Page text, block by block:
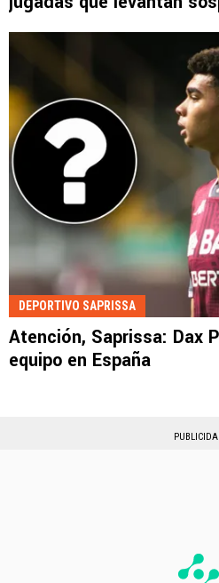
DEPORTIVO SAPRISSA
Atención, Saprissa: Dax
equipo en España